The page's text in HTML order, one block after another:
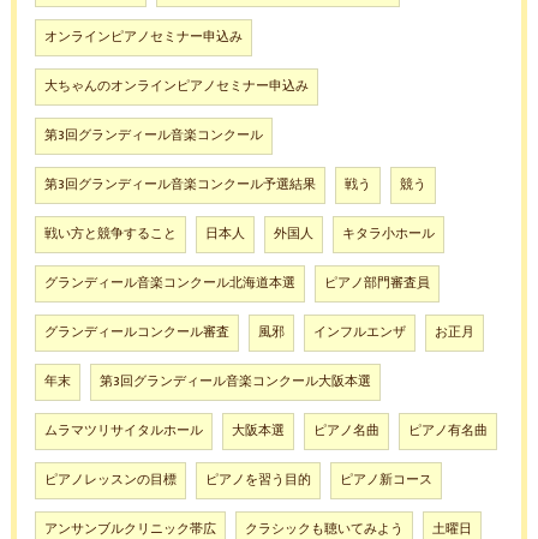
オンラインピアノセミナー申込み
大ちゃんのオンラインピアノセミナー申込み
第3回グランディール音楽コンクール
第3回グランディール音楽コンクール予選結果 戦う 競う
戦い方と競争すること 日本人 外国人 キタラ小ホール
グランディール音楽コンクール北海道本選 ピアノ部門審査員
グランディールコンクール審査 風邪 インフルエンザ お正月
年末 第3回グランディール音楽コンクール大阪本選
ムラマツリサイタルホール 大阪本選 ピアノ名曲 ピアノ有名曲
ピアノレッスンの目標 ピアノを習う目的 ピアノ新コース
アンサンブルクリニック帯広 クラシックも聴いてみよう 土曜日